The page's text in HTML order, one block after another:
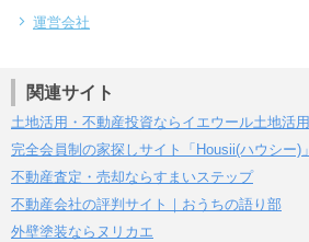
運営会社
関連サイト
土地活用・不動産投資ならイエウール土地活用
完全会員制の家探しサイト「Housii(ハウシー)」
不動産査定・売却ならすまいステップ
不動産会社の評判サイト｜おうちの語り部
外壁塗装ならヌリカエ